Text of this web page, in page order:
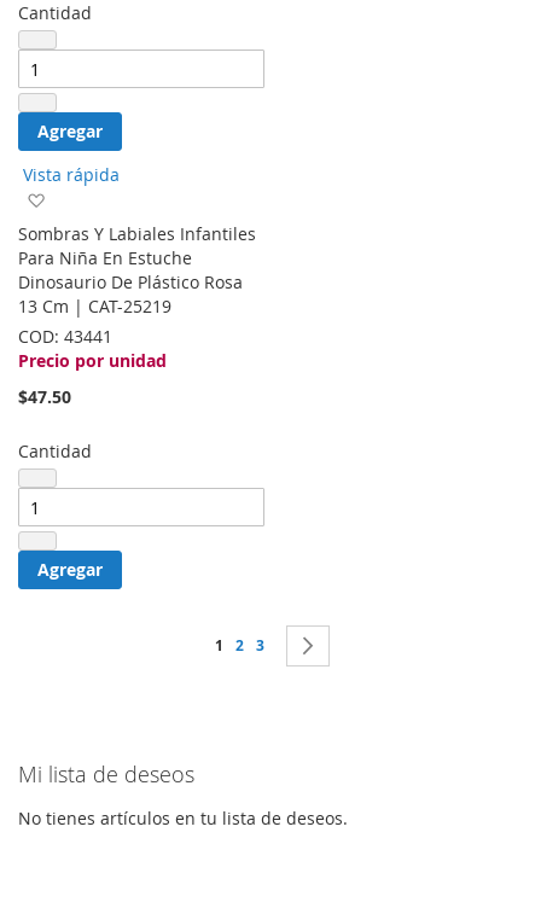
Cantidad
Agregar
Vista rápida
a
la
lista
de
deseos
Sombras Y Labiales Infantiles
Para Niña En Estuche
Dinosaurio De Plástico Rosa
13 Cm | CAT-25219
COD: 43441
Precio por unidad
$47.50
Cantidad
Agregar
Página
Actualmente estás leyendo página
1 Página
2 Página
3
Mi lista de deseos
No tienes artículos en tu lista de deseos.